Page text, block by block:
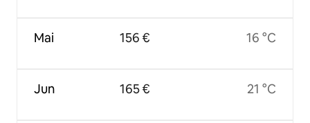
Mai
Jun
156 €
165 €
16 °C
21 °C